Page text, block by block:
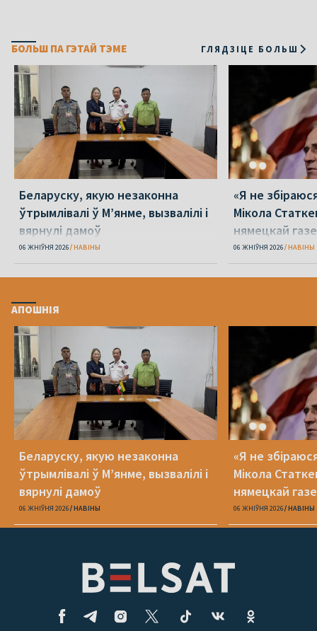
БОЛЬШ ПА ГЭТАЙ ТЭМЕ ГЛЯДЗІЦЕ БОЛЬШ
Беларуску, якую незаконна
ўтрымлівалі ў М’янме, вызвалілі і
вярнулі дамоў
06 ЖНІЎНЯ 2026 НАВІНЫ
«Я не
Мікола
нямецкай
06 ЖНІЎНЯ 2026 НАВІНЫ
АПОШНІЯ
Беларуску, якую незаконна
ўтрымлівалі ў М’янме, вызвалілі і
вярнулі дамоў
06 ЖНІЎНЯ 2026 НАВІНЫ
«Я не
Мікола
нямецкай
06 ЖНІЎНЯ 2026 НАВІНЫ